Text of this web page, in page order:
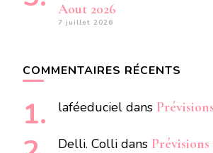
Aout 2026
7 juillet 2026
COMMENTAIRES RÉCENTS
laféeduciel dans
Delli. Colli dans